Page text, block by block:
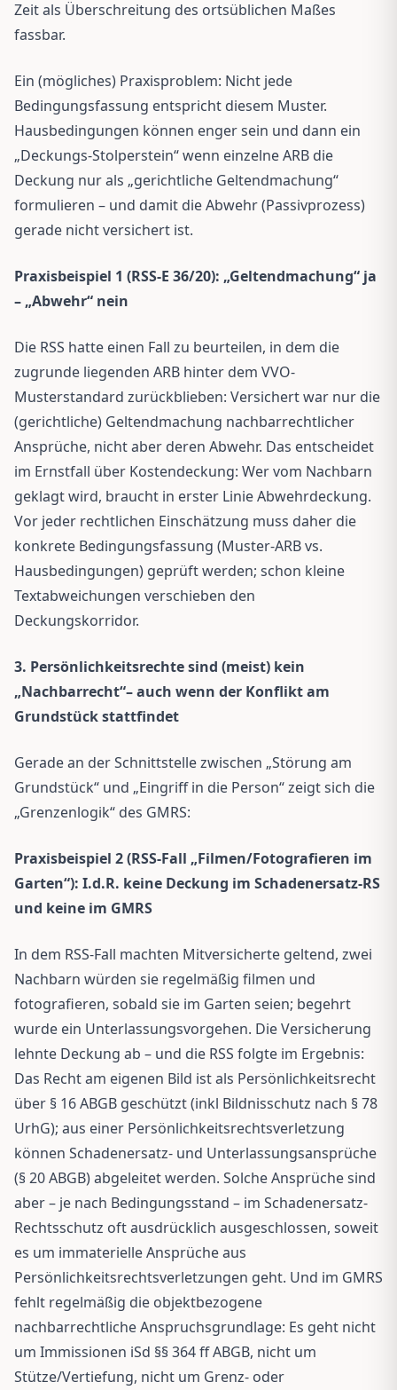
Zeit als Überschreitung des ortsüblichen Maßes
fassbar.
Ein (mögliches) Praxisproblem: Nicht jede
Bedingungsfassung entspricht diesem Muster.
Hausbedingungen können enger sein und dann ein
„Deckungs-Stolperstein“ wenn einzelne ARB die
Deckung nur als „gerichtliche Geltendmachung“
formulieren – und damit die Abwehr (Passivprozess)
gerade nicht versichert ist.
Praxisbeispiel 1 (RSS-E 36/20): „Geltendmachung“ ja
– „Abwehr“ nein
Die RSS hatte einen Fall zu beurteilen, in dem die
zugrunde liegenden ARB hinter dem VVO-
Musterstandard zurückblieben: Versichert war nur die
(gerichtliche) Geltendmachung nachbarrechtlicher
Ansprüche, nicht aber deren Abwehr. Das entscheidet
im Ernstfall über Kostendeckung: Wer vom Nachbarn
geklagt wird, braucht in erster Linie Abwehrdeckung.
Vor jeder rechtlichen Einschätzung muss daher die
konkrete Bedingungsfassung (Muster-ARB vs.
Hausbedingungen) geprüft werden; schon kleine
Textabweichungen verschieben den
Deckungskorridor.
3. Persönlichkeitsrechte sind (meist) kein
„Nachbarrecht“– auch wenn der Konflikt am
Grundstück stattfindet
Gerade an der Schnittstelle zwischen „Störung am
Grundstück“ und „Eingriff in die Person“ zeigt sich die
„Grenzenlogik“ des GMRS:
Praxisbeispiel 2 (RSS-Fall „Filmen/Fotografieren im
Garten“): I.d.R. keine Deckung im Schadenersatz-RS
und keine im GMRS
In dem RSS-Fall machten Mitversicherte geltend, zwei
Nachbarn würden sie regelmäßig filmen und
fotografieren, sobald sie im Garten seien; begehrt
wurde ein Unterlassungsvorgehen. Die Versicherung
lehnte Deckung ab – und die RSS folgte im Ergebnis:
Das Recht am eigenen Bild ist als Persönlichkeitsrecht
über § 16 ABGB geschützt (inkl Bildnisschutz nach § 78
UrhG); aus einer Persönlichkeitsrechtsverletzung
können Schadenersatz- und Unterlassungsansprüche
(§ 20 ABGB) abgeleitet werden. Solche Ansprüche sind
aber – je nach Bedingungsstand – im Schadenersatz-
Rechtsschutz oft ausdrücklich ausgeschlossen, soweit
es um immaterielle Ansprüche aus
Persönlichkeitsrechtsverletzungen geht. Und im GMRS
fehlt regelmäßig die objektbezogene
nachbarrechtliche Anspruchsgrundlage: Es geht nicht
um Immissionen iSd §§ 364 ff ABGB, nicht um
Stütze/Vertiefung, nicht um Grenz- oder